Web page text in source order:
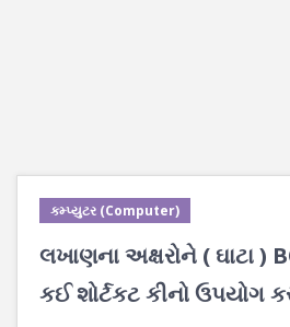
કમ્પ્યુટર (Computer)
લખાણના અક્ષરોને ( ઘાટા )
કઈ શોર્ટકટ કીનો ઉપયોગ